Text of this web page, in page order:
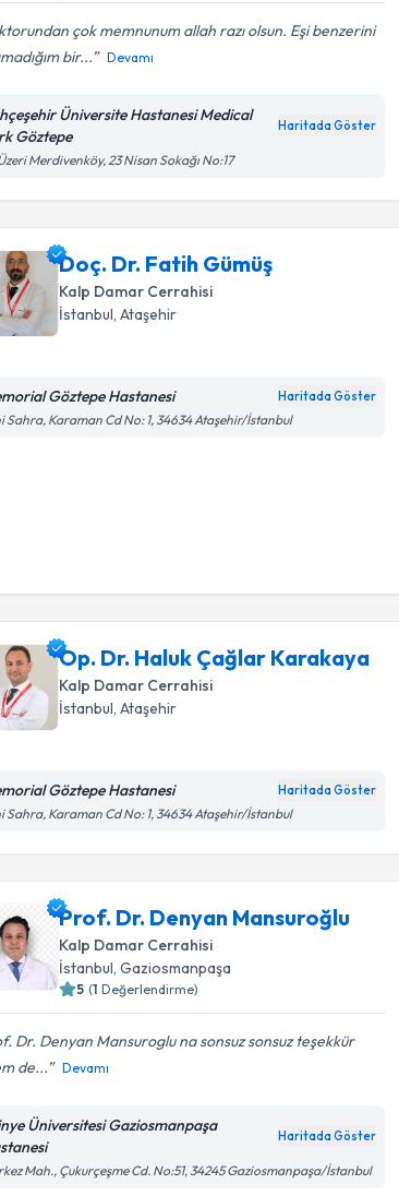
çok memnunum allah razı olsun. Eşi benzerini
bir...
Devamı
Üniversite Hastanesi Medical
Göztepe
Haritada Göster
Merdivenköy, 23 Nisan Sokağı No:17
Doç. Dr. Fatih Gümüş
Kalp Damar Cerrahisi
İstanbul , Ataşehir
Göztepe Hastanesi Haritada Göster
Sahra, Karaman Cd No: 1, 34634 Ataşehir/İstanbul
Op. Dr. Haluk Çağlar Karakaya
Kalp Damar Cerrahisi
İstanbul, Ataşehir
Göztepe Hastanesi Haritada Göster
Sahra, Karaman Cd No: 1, 34634 Ataşehir/İstanbul
Prof. Dr. Denyan Mansuroğlu
Kalp Damar Cerrahisi
İstanbul, Gaziosmanpaşa
5 (1 Değerlendirme)
Dr. Denyan Mansuroglu na sonsuz sonsuz teşekkür
de...
Devamı
Üniversitesi Gaziosmanpaşa
Haritada Göster
Mah., Çukurçeşme Cd. No:51, 34245 Gaziosmanpaşa/İstanbul